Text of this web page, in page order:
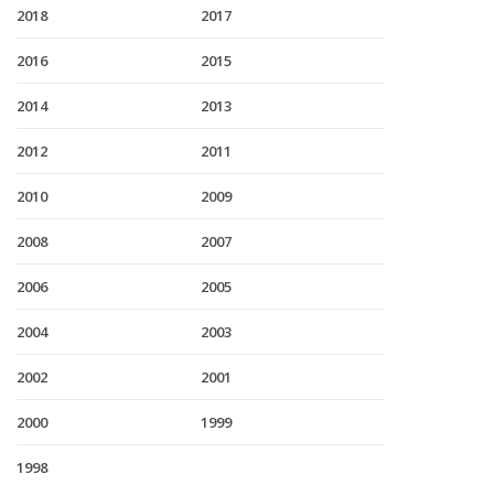
2018 2017
2016 2015
2014 2013
2012 2011
2010 2009
2008 2007
2006 2005
2004 2003
2002 2001
2000 1999
1998